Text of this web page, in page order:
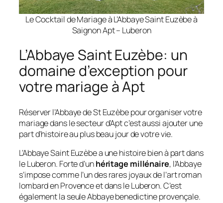
Le Cocktail de Mariage à L’Abbaye Saint Euzèbe à
Saignon Apt – Luberon
L’Abbaye Saint Euzèbe: un
domaine d’exception pour
votre mariage à Apt
Réserver l’Abbaye de St Euzèbe pour organiser votre
mariage dans le secteur d’Apt c’est aussi ajouter une
part d’histoire au plus beau jour de votre vie.
L’Abbaye Saint Euzèbe a une histoire bien à part dans
le Luberon. Forte d’unhéritage millénaire, l’Abbaye
s’impose comme l’un des rares joyaux de l’art roman
lombard en Provence et dans le Luberon. C’est
également la seule Abbaye benedictine provençale.